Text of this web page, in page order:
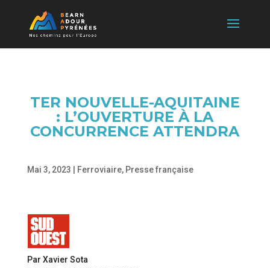
TER NOUVELLE-AQUITAINE
: L’OUVERTURE À LA
CONCURRENCE ATTENDRA
Mai 3, 2023 Ferroviaire, Presse française
Par Xavier Sota